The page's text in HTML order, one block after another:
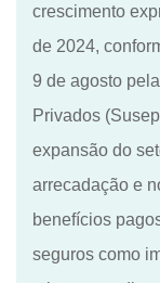
crescimento
de 2024,
9 de agosto
Privados
expansão do
arrecadação e
benefícios
seguros como